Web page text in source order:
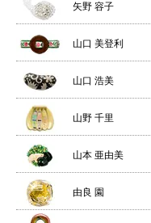
矢野 容子
山口 美登利
山口 浩美
山野 千里
山本 亜由美
由良 園